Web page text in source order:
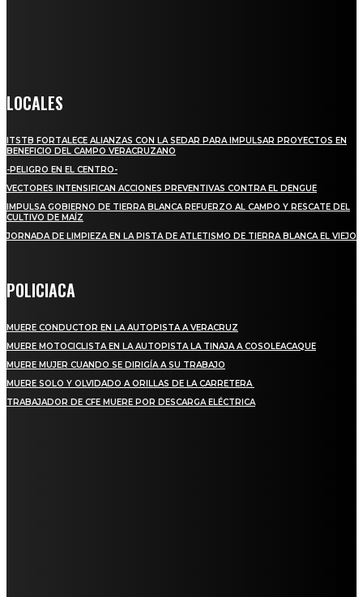
LOCALES
ITSTB FORTALECE ALIANZAS CON LA SEDAR PARA IMPULSAR PROYECTOS EN
BENEFICIO DEL CAMPO VERACRUZANO
-PELIGRO EN EL CENTRO-
VECTORES INTENSIFICAN ACCIONES PREVENTIVAS CONTRA EL DENGUE
IMPULSA GOBIERNO DE TIERRA BLANCA REFUERZO AL CAMPO Y RESCATE DEL
CULTIVO DE MAÍZ
JORNADA DE LIMPIEZA EN LA PISTA DE ATLETISMO DE TIERRA BLANCA EL VIEJO
POLICIACA
MUERE CONDUCTOR EN LA AUTOPISTA A VERACRUZ
MUERE MOTOCICLISTA EN LA AUTOPISTA LA TINAJA A COSOLEACAQUE
MUERE MUJER CUANDO SE DIRIGÍA A SU TRABAJO
MUERE SOLO Y OLVIDADO A ORILLAS DE LA CARRETERA
TRABAJADOR DE CFE MUERE POR DESCARGA ELÉCTRICA